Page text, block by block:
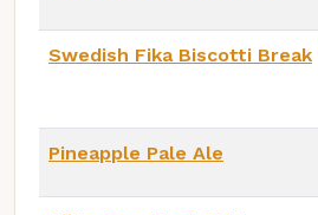
Swedish Fika Biscotti Break
Pineapple Pale Ale